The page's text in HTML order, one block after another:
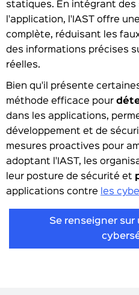
statiques. En intégrant
l'application, l'IAST offre une
complète, réduisant les
des informations précises
réelles.
Bien qu'il présente
méthode efficace pour
dans les applications,
développement et de
mesures proactives pour
adoptant l'IAST, les
leur posture de sécurité et
applications contre
les
Se renseigner sur